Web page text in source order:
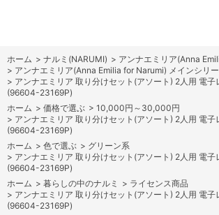
ホーム > ナルミ(NARUMI) > アンナエミリア(Anna
> アンナエミリア(Anna Emilia for Narumi) メインシリ
> アンナエミリア 取り分けセット(アソート) 2人用 電
(96604-23169P)
ホーム > 価格で選ぶ > 10,000円～30,000円
> アンナエミリア 取り分けセット(アソート) 2人用 電
(96604-23169P)
ホーム > 色で選ぶ > グリーン系
> アンナエミリア 取り分けセット(アソート) 2人用 電
(96604-23169P)
ホーム > 暮らしの中のナルミ > ライセンス商品
> アンナエミリア 取り分けセット(アソート) 2人用 電
(96604-23169P)